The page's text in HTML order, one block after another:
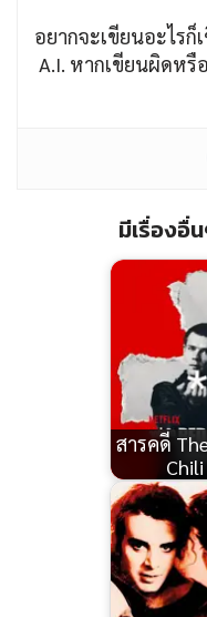
อยากจะเขียนอะไร
A.I. หากเขียนผิดห
มีเรื่องอื่
สารคดี
Chili